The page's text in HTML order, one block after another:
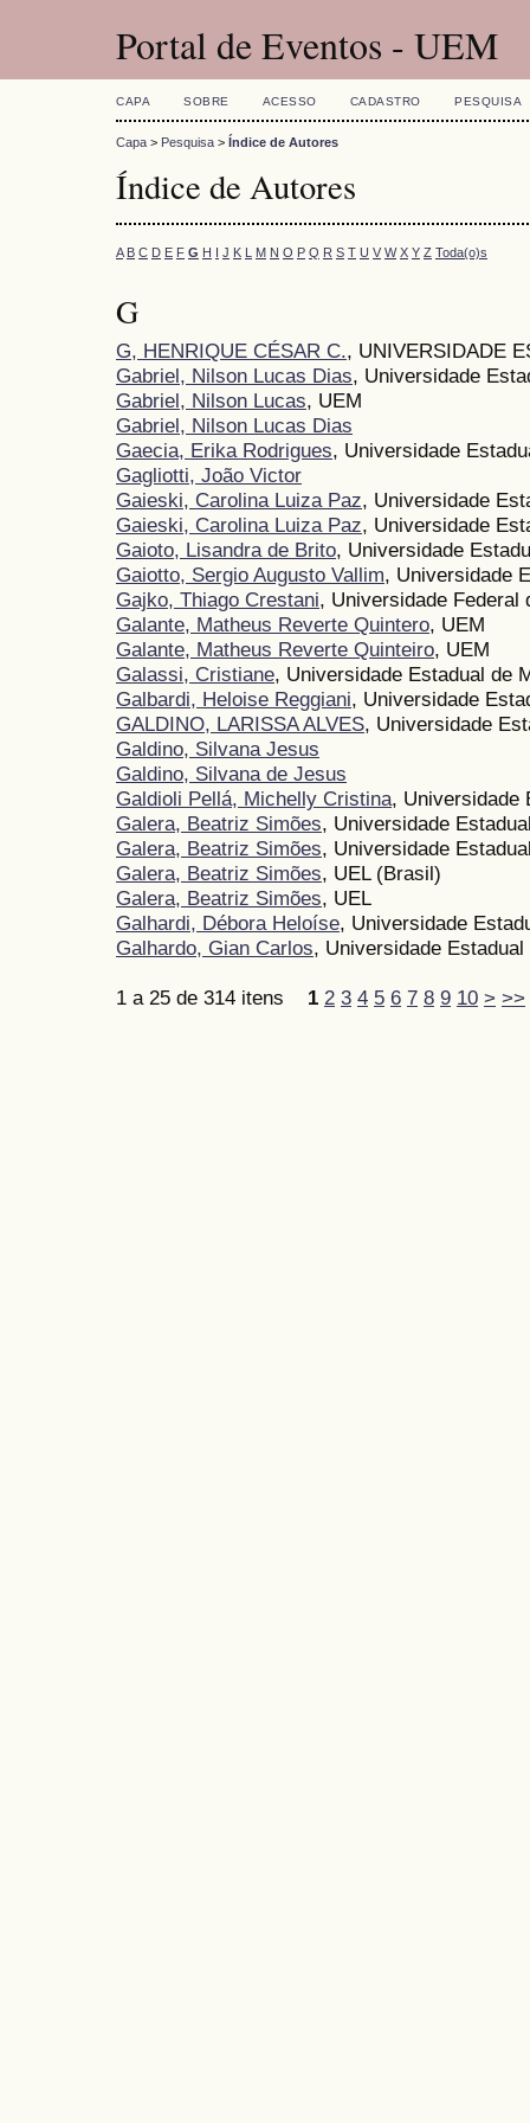
Portal de Eventos - UEM
CAPA SOBRE ACESSO CADASTRO PESQUISA
Capa > Pesquisa > Índice de Autores
Índice de Autores
A B C D E F G H I J K L M N O P Q R S T U V W X Y Z Toda(o)s
G
G, HENRIQUE CÉSAR C., UNIVERSIDADE
Gabriel, Nilson Lucas Dias, Universidade
Gabriel, Nilson Lucas, UEM
Gabriel, Nilson Lucas Dias
Gaecia, Erika Rodrigues, Universidade
Gagliotti, João Victor
Gaieski, Carolina Luiza Paz, Universidade
Gaieski, Carolina Luiza Paz, Universidade
Gaioto, Lisandra de Brito, Universidade
Gaiotto, Sergio Augusto Vallim, Universidade
Gajko, Thiago Crestani, Universidade Federal
Galante, Matheus Reverte Quintero, UEM
Galante, Matheus Reverte Quinteiro, UEM
Galassi, Cristiane, Universidade Estadual de
Galbardi, Heloise Reggiani, Universidade
GALDINO, LARISSA ALVES, Universidade
Galdino, Silvana Jesus
Galdino, Silvana de Jesus
Galdioli Pellá, Michelly Cristina, Universidade
Galera, Beatriz Simões, Universidade
Galera, Beatriz Simões, Universidade
Galera, Beatriz Simões, UEL (Brasil)
Galera, Beatriz Simões, UEL
Galhardi, Débora Heloíse, Universidade
Galhardo, Gian Carlos, Universidade Estadual
1 a 25 de 314 itens 1 2 3 4 5 6 7 8 9 10 > >>